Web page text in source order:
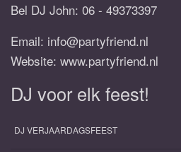
Bel DJ John: 06 - 49373397
Email: info@partyfriend.nl
Website: www.partyfriend.nl
DJ voor elk feest!
DJ VERJAARDAGSFEEST